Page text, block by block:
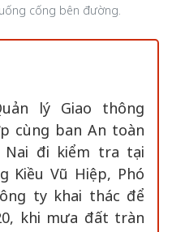
cống bên đường.
lý Giao thông
cùng ban An toàn
đi kiểm tra tại
Kiều Vũ Hiệp, Phó
ty khai thác để
khi mưa đất tràn